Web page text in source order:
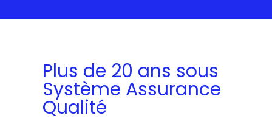
Plus de 20 ans sous
Système Assurance
Qualité